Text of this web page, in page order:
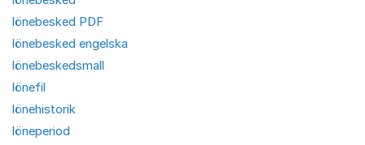
lönebesked PDF
lönebesked engelska
lönebeskedsmall
lönefil
lönehistorik
löneperiod